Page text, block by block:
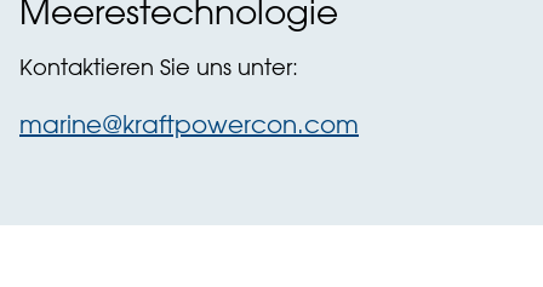
Meerestechnologie
Kontaktieren Sie uns unter:
marine@kraftpowercon.com